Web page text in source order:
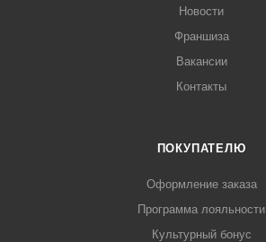
Новости
Франшиза
Вакансии
Контакты
ПОКУПАТЕЛЮ
Оформление заказа
Программа лояльности
Культурный бонус